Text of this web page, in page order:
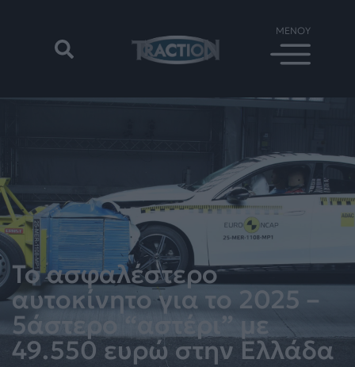
Το ασφαλέστερο
αυτοκίνητο για το 2025 –
5άστερο “αστέρι” με
49.550 ευρώ στην Ελλάδα